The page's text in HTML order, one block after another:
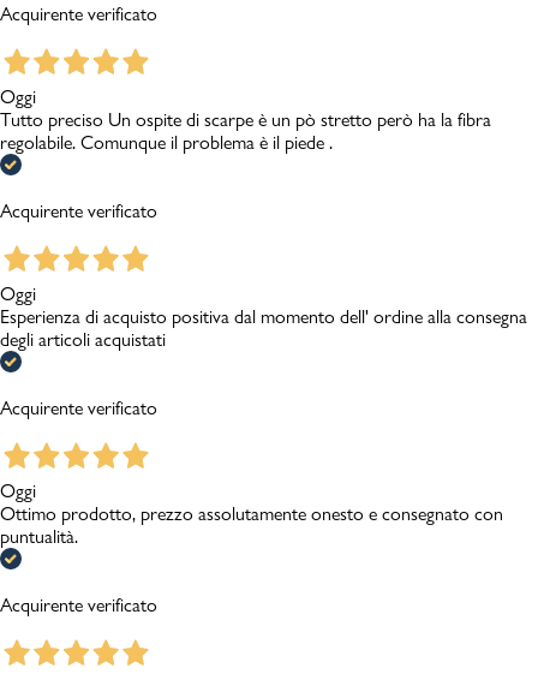
Acquirente verificato
Oggi
Tutto preciso Un ospite di scarpe è un pò stretto però ha la fibra
regolabile. Comunque il problema è il piede .
Acquirente verificato
Oggi
Esperienza di acquisto positiva dal momento dell' ordine alla consegna
degli articoli acquistati
Acquirente verificato
Oggi
Ottimo prodotto, prezzo assolutamente onesto e consegnato con
puntualità.
Acquirente verificato